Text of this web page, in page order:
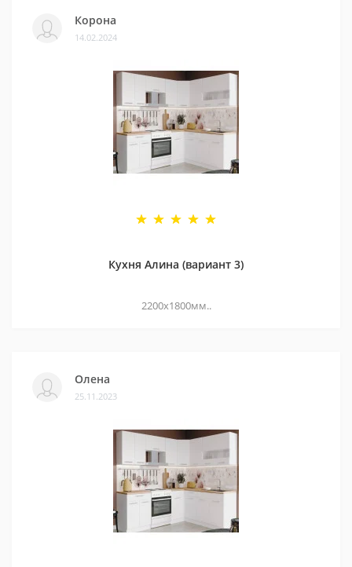
Корона
14.02.2024
Кухня Алина (вариант 3)
2200х1800мм..
Олена
25.11.2023